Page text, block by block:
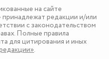
на сайте
редакции и/или
с законодательством
Полные правила
для цитирования и иных
.